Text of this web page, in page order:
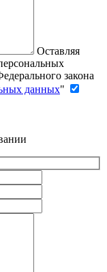
Оставляя
закона
данных"